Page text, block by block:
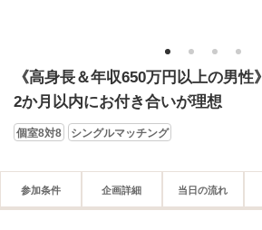
1 2 3 4
《高身長＆年収650万円以上の男性》
2か月以内にお付き合いが理想
個室8対8 シングルマッチング
参加条件 企画詳細 当日の流れ